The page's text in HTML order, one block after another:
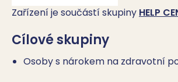
Zařízení je součástí skupiny HELP
Cílové skupiny
Osoby s nárokem na zdravotní